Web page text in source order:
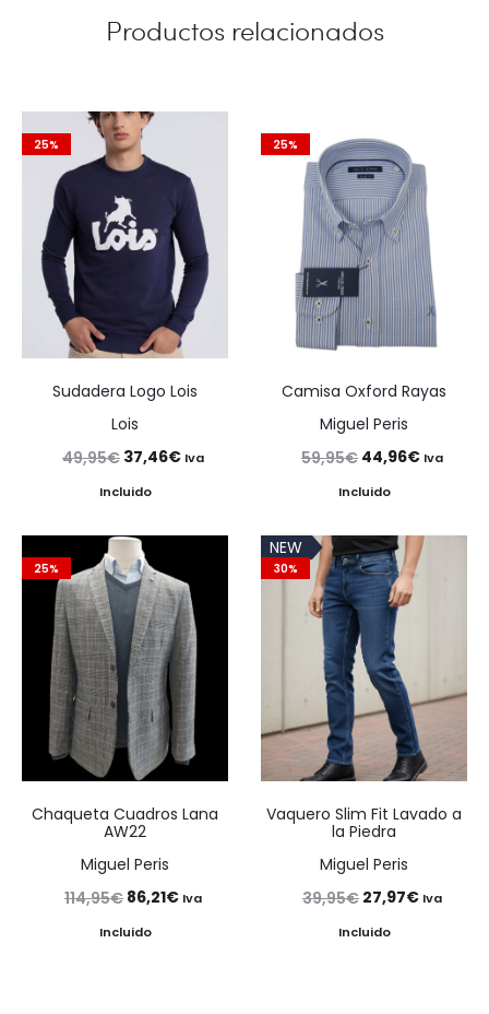
Productos relacionados
25%
Sudadera Logo Lois
Lois
49,95€ El
precio
era:
49,95€.
37,46€El
37,46€.
Iva
Incluido
25%
Camisa Oxford Rayas
Miguel Peris
59,95€ El
precio
era:
59,95€.
44,96€El
es:
Iva
Incluido
25%
Chaqueta Cuadros Lana
AW22
Miguel Peris
114,95€ El
precio
86,21€ElIva
Incluido
NEW
30%
Vaquero Slim Fit Lavado a
la Piedra
Miguel Peris
39,95€ El
precio
27,97€ElIva
Incluido